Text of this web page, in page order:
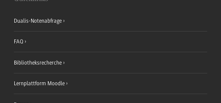
Dualis-Notenabfrage
FAQ
Bibliotheksrecherche
Lernplattform Moodle